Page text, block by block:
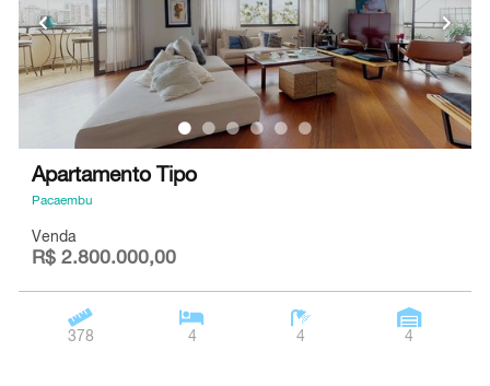
Apartamento Tipo
Pacaembu
Venda
R$ 2.800.000,00
378 4 4 4